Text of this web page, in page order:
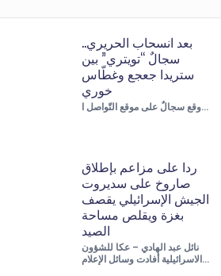
بعد انسحاب الحريري..
سجالٌ “تويتري” بين
ستريدا جعجع وغطّاس
خوري
وقع سجالٌ على موقع التّواصل ا…
ردا على مزاعم بإطلاق
صاروخ على سديروت
الجيش الإسرائيلي يقصف
بغزة ويقلص مساحة
الصيد
نائل عبد الهادي – عكا للشؤون
الاسرائيلية أفادت وسائل الإعلام…